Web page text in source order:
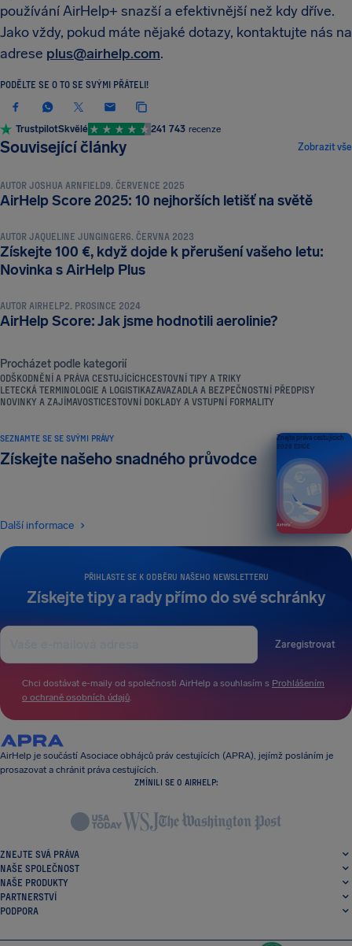
používání AirHelp+ snazší a efektivnější než kdy dříve.
Jako vždy, pokud máte nějaké dotazy, kontaktujte nás na
adrese plus@airhelp.com.
PODĚLTE SE O TO SE SVÝMI PŘÁTELI!
TrustpilotSkvělé 241 743 recenze
Související články Zobrazit vše
NOVINKY A ZAJÍMAVOSTI
AUTOR JOSHUA ARNFIELD9. ČERVENCE 2025
AirHelp Score 2025: 10 nejhorších letišť na světě
AUTOR JAQUELINE JUNGINGER6. ČERVNA 2023
Získejte 100 €, když dojde k přerušení vašeho letu:
Novinka s AirHelp Plus
NOVINKY A ZAJÍMAVOSTI
AUTOR AIRHELP2. PROSINCE 2024
AirHelp Score: Jak jsme hodnotili aerolinie?
Procházet podle kategorií
ODŠKODNĚNÍ A PRÁVA CESTUJÍCÍCHCESTOVNÍ TIPY A TRIKY
LETECKÁ TERMINOLOGIE A LOGISTIKAZAVAZADLA A BEZPEČNOSTNÍ PŘEDPISY
NOVINKY A ZAJÍMAVOSTICESTOVNÍ DOKLADY A VSTUPNÍ FORMALITY
PŘIHLASTE SE K ODBĚRU NAŠEHO NEWSLETTERU
Získejte tipy a rady přímo do své schránky
Zaregistrovat
Chci dostávat e-maily od společnosti AirHelp a souhlasím s Prohlášením
o ochraně osobních údajů.
SEZNAMTE SE SE SVÝMI PRÁVY
Získejte našeho snadného průvodce
Další informace
Znejte práva cestujících
2026 EDICE
AirHelp je součástí Asociace obhájců práv cestujících (APRA), jejímž posláním je
prosazovat a chránit práva cestujících.
ZMÍNILI SE O AIRHELP:
ZNEJTE SVÁ PRÁVA
NAŠE SPOLEČNOST
NAŠE PRODUKTY
PARTNERSTVÍ
PODPORA